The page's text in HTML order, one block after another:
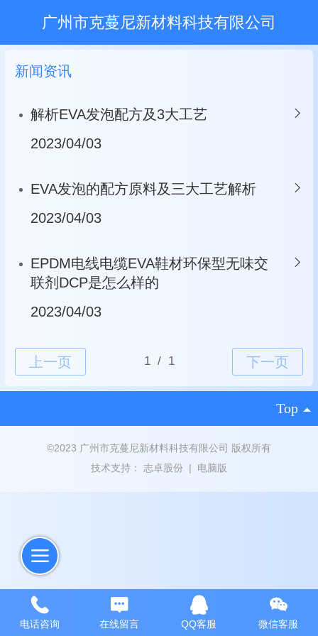
广州市克蔓尼新材料科技有限公司
新闻资讯
解析EVA发泡配方及3大工艺
2023/04/03
EVA发泡的配方原料及三大工艺解析
2023/04/03
EPDM电线电缆EVA鞋材环保型无味交
联剂DCP是怎么样的
2023/04/03
Top
©2023 广州市克蔓尼新材料科技有限公司 版权所有
技术支持： 志卓股份 | 电脑版
电话咨询 在线留言 QQ客服 微信客服